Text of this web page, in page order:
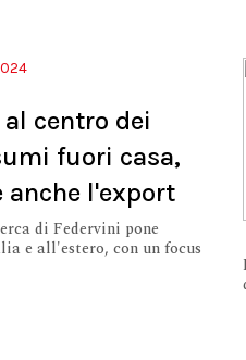
al centro dei
fuori casa,
anche l'export
di Federvini pone
e all'estero, con un focus